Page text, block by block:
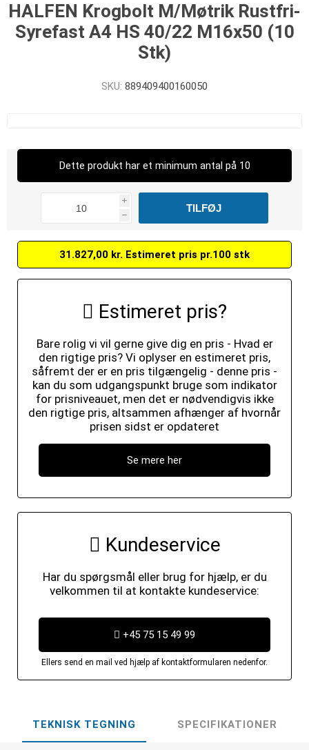
HALFEN Krogbolt M/Møtrik Rustfri-
Syrefast A4 HS 40/22 M16x50 (10
Stk)
SKU: 889409400160050
Dette produkt har et minimum antal på 10
i
h
31.827,00 kr. Estimeret pris pr.100 stk
Estimeret pris?
Bare rolig vi vil gerne give dig en pris - Hvad er
den rigtige pris? Vi oplyser en estimeret pris,
såfremt der er en pris tilgængelig - denne pris -
kan du som udgangspunkt bruge som indikator
for prisniveauet, men det er nødvendigvis ikke
den rigtige pris, altsammen afhænger af hvornår
prisen sidst er opdateret
Se mere her
Kundeservice
Har du spørgsmål eller brug for hjælp, er du
velkommen til at kontakte kundeservice:
+45 75 15 49 99
Ellers send en mail ved hjælp af kontaktformularen nedenfor.
TEKNISK TEGNING SPECIFIKATIONER